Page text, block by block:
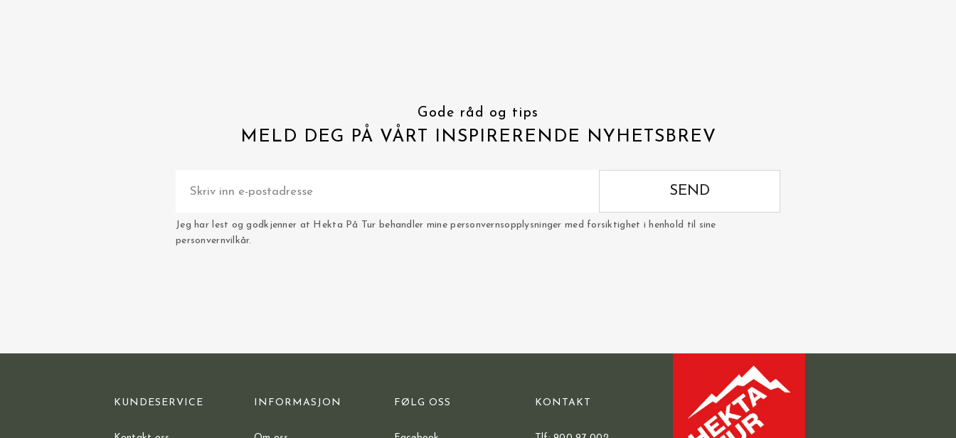
Gode råd og tips
MELD DEG PÅ VÅRT INSPIRERENDE NYHETSBREV
SEND
Jeg har lest og godkjenner at Hekta På Tur behandler mine personvernsopplysninger med forsiktighet i henhold til sine
personvernvilkår.
KUNDESERVICE INFORMASJON FØLG OSS KONTAKT